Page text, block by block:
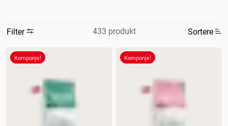
Filter 433 produkt Sortere
Mest relevant
Høyest pris
Lavest pris
Kampanje! Kampanje!